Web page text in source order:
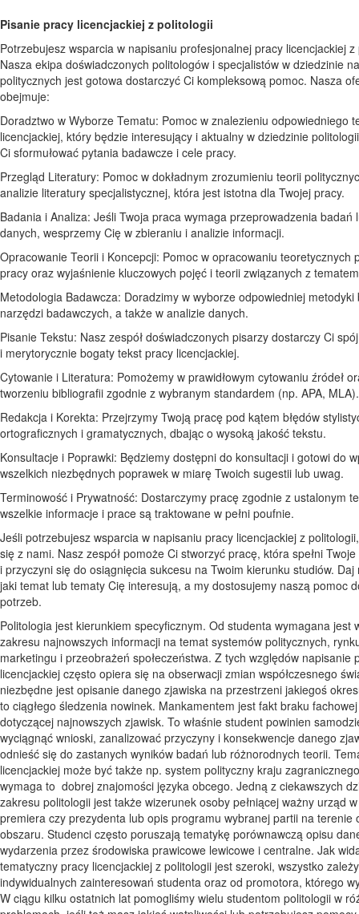
Pisanie pracy licencjackiej z politologii
Potrzebujesz wsparcia w napisaniu profesjonalnej pracy licencjackiej z
Nasza ekipa doświadczonych politologów i specjalistów w dziedzinie
politycznych jest gotowa dostarczyć Ci kompleksową pomoc. Nasza
obejmuje:
Doradztwo w Wyborze Tematu: Pomoc w znalezieniu odpowiedniego
licencjackiej, który będzie interesujący i aktualny w dziedzinie
Ci sformułować pytania badawcze i cele pracy.
Przegląd Literatury: Pomoc w dokładnym zrozumieniu teorii
analizie literatury specjalistycznej, która jest istotna dla Twojej pracy.
Badania i Analiza: Jeśli Twoja praca wymaga przeprowadzenia badań
danych, wesprzemy Cię w zbieraniu i analizie informacji.
Opracowanie Teorii i Koncepcji: Pomoc w opracowaniu teoretycznych
pracy oraz wyjaśnienie kluczowych pojęć i teorii związanych z
Metodologia Badawcza: Doradzimy w wyborze odpowiedniej metodyki
narzędzi badawczych, a także w analizie danych.
Pisanie Tekstu: Nasz zespół doświadczonych pisarzy dostarczy Ci
i merytorycznie bogaty tekst pracy licencjackiej.
Cytowanie i Literatura: Pomożemy w prawidłowym cytowaniu źródeł
tworzeniu bibliografii zgodnie z wybranym standardem (np. APA, MLA).
Redakcja i Korekta: Przejrzymy Twoją pracę pod kątem błędów
ortograficznych i gramatycznych, dbając o wysoką jakość tekstu.
Konsultacje i Poprawki: Będziemy dostępni do konsultacji i gotowi do
wszelkich niezbędnych poprawek w miarę Twoich sugestii lub uwag.
Terminowość i Prywatność: Dostarczymy pracę zgodnie z ustalonym
wszelkie informacje i prace są traktowane w pełni poufnie.
Jeśli potrzebujesz wsparcia w napisaniu pracy licencjackiej z
się z nami. Nasz zespół pomoże Ci stworzyć pracę, która spełni
i przyczyni się do osiągnięcia sukcesu na Twoim kierunku studiów. Daj
jaki temat lub tematy Cię interesują, a my dostosujemy naszą pomoc
potrzeb.
Politologia jest kierunkiem specyficznym. Od studenta wymagana jest
zakresu najnowszych informacji na temat systemów politycznych,
marketingu i przeobrażeń społeczeństwa. Z tych względów napisanie
licencjackiej często opiera się na obserwacji zmian współczesnego
niezbędne jest opisanie danego zjawiska na przestrzeni jakiegoś
to ciągłego śledzenia nowinek. Mankamentem jest fakt braku
dotyczącej najnowszych zjawisk. To właśnie student powinien
wyciągnąć wnioski, zanalizować przyczyny i konsekwencje danego
odnieść się do zastanych wyników badań lub różnorodnych teorii.
licencjackiej może być także np. system polityczny kraju
wymaga to dobrej znajomości języka obcego. Jedną z ciekawszych
zakresu politologii jest także wizerunek osoby pełniącej ważny urząd
premiera czy prezydenta lub opis programu wybranej partii na terenie
obszaru. Studenci często poruszają tematykę porównawczą opisu
wydarzenia przez środowiska prawicowe lewicowe i centralne. Jak
tematyczny pracy licencjackiej z politologii jest szeroki, wszystko
indywidualnych zainteresowań studenta oraz od promotora, którego
W ciągu kilku ostatnich lat pomogliśmy wielu studentom politologii w